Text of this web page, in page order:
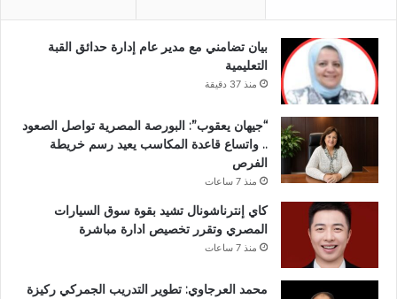
بيان تضامني مع مدير عام إدارة حدائق القبة
التعليمية
منذ 37 دقيقة
“جيهان يعقوب”: البورصة المصرية تواصل الصعود
.. واتساع قاعدة المكاسب يعيد رسم خريطة
الفرص
منذ 7 ساعات
كاي إنترناشونال تشيد بقوة سوق السيارات
المصري وتقرر تخصيص ادارة مباشرة
منذ 7 ساعات
محمد العرجاوي: تطوير التدريب الجمركي ركيزة